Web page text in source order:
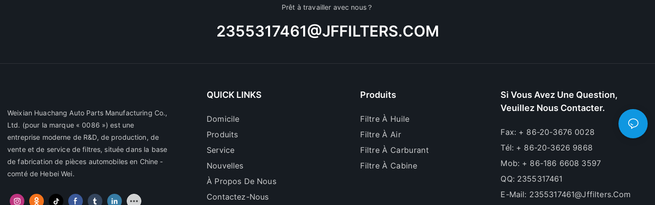
Prêt à travailler avec nous？
2355317461@JFFILTERS.COM
Weixian Huachang Auto Parts Manufacturing Co.,
Ltd. (pour la marque « 0086 ») est une
entreprise moderne de R&D, de production, de
vente et de service de filtres, située dans la base
de fabrication de pièces automobiles en Chine -
comté de Hebei Wei.
QUICK LINKS
Domicile
Produits
Service
Nouvelles
À Propos De Nous
Contactez-Nous
Produits
Filtre À Huile
Filtre À Air
Filtre À Carburant
Filtre À Cabine
Si Vous Avez Une Question,
Veuillez Nous Contacter.
Fax: + 86-20-3676 0028
Tél: + 86-20-3626 9868
Mob: + 86-186 6608 3597
QQ: 2355317461
E-Mail: 2355317461@jffilters.com